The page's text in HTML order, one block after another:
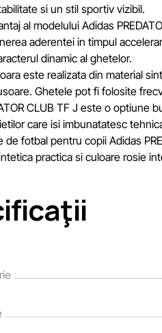
si un stil sportiv vizibil.
al modelului Adidas
aderentei in timpul
dinamic al ghetelor.
este realizata din material
Ghetele pot fi folosite
CLUB TF J este o
care isi imbunatatesc
de fotbal pentru copii Adidas
practica si culoare rosie